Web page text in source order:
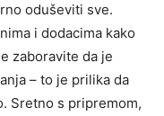
oduševiti sve.
i dodacima kako
zaboravite da je
– to je prilika da
Sretno s pripremom,